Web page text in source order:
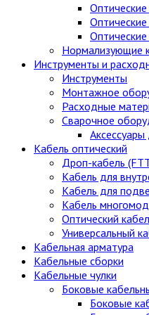
Нормализующие
Инструменты и
Инструменты
Монтажное
Расходные
Сварочное
Кабель оптический
Дроп-кабель
Кабель для
Кабель для
Кабель
Оптический
Универсальный
Кабельная арматура
Кабельные сборки
Кабельные чулки
Боковые
Боковые